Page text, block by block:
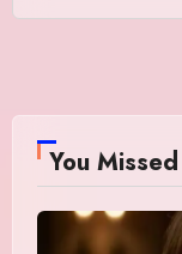
You Missed